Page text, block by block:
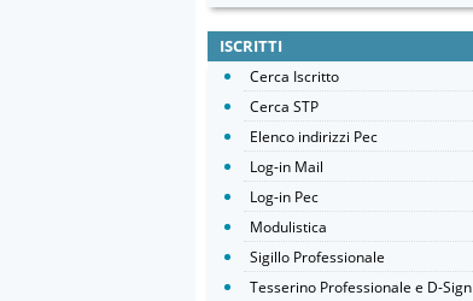
ISCRITTI
Cerca Iscritto
Cerca STP
Elenco indirizzi Pec
Log-in Mail
Log-in Pec
Modulistica
Sigillo Professionale
Tesserino Professionale e D-Sign